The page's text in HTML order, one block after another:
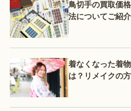
鳥切手の買取価
法についてご紹
着なくなった着
は？リメイクの